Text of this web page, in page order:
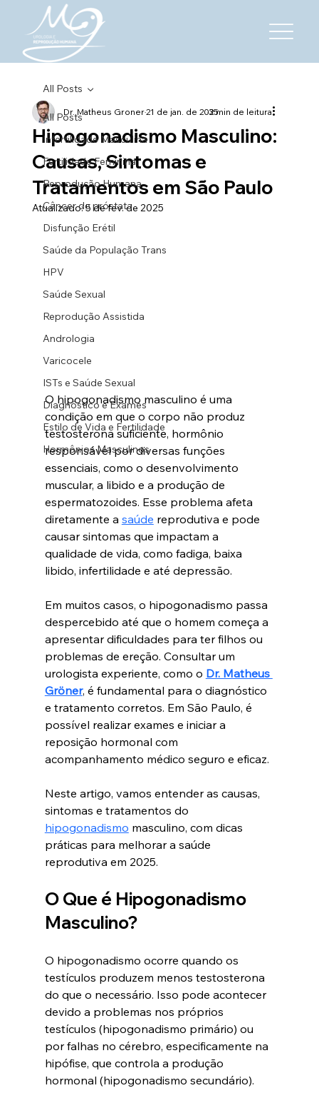
All Posts
Infertilidade Masculina
Fertilidade Feminina
Reprodução Humana
Câncer de próstata
Disfunção Erétil
Saúde da População Trans
HPV
Saúde Sexual
Reprodução Assistida
Andrologia
Varicocele
ISTs e Saúde Sexual
Diagnóstico e Exames
Estilo de Vida e Fertilidade
Hormônios Masculinos
All Posts
Hipogonadismo Masculino:
Causas, Sintomas e
Tratamentos em São Paulo
Dr. Matheus Groner21 de jan. de 20253 min de leitura
Atualizado:5 de fev. de 2025
O hipogonadismo masculino é uma
condição em que o corpo não produz
testosterona suficiente, hormônio
responsável por diversas funções
essenciais, como o desenvolvimento
muscular, a libido e a produção de
espermatozoides. Esse problema afeta
diretamente a saúde reprodutiva e pode
causar sintomas que impactam a
qualidade de vida, como fadiga, baixa
libido, infertilidade e até depressão.
Em muitos casos, o hipogonadismo passa
despercebido até que o homem começa a
apresentar dificuldades para ter filhos ou
problemas de ereção. Consultar um
urologista experiente, como o Dr. Matheus
Gröner, é fundamental para o diagnóstico
e tratamento corretos. Em São Paulo, é
possível realizar exames e iniciar a
reposição hormonal com
acompanhamento médico seguro e eficaz.
Neste artigo, vamos entender as causas,
sintomas e tratamentos do
hipogonadismo masculino, com dicas
práticas para melhorar a saúde
reprodutiva em 2025.
O Que é Hipogonadismo
Masculino?
O hipogonadismo ocorre quando os
testículos produzem menos testosterona
do que o necessário. Isso pode acontecer
devido a problemas nos próprios
testículos (hipogonadismo primário) ou
por falhas no cérebro, especificamente na
hipófise, que controla a produção
hormonal (hipogonadismo secundário).